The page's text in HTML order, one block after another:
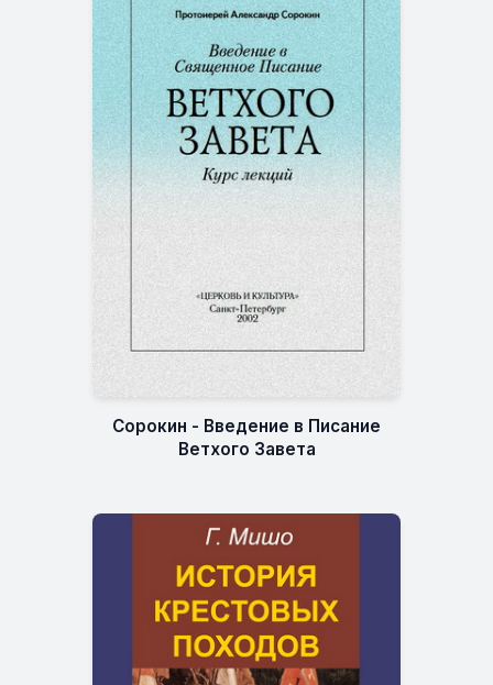
Сорокин - Введение в Писание
Ветхого Завета